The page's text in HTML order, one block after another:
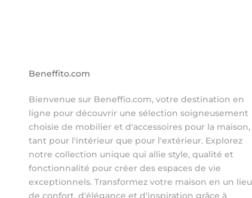
Beneffito.com
Bienvenue sur Beneffio.com, votre destination en
ligne pour découvrir une sélection soigneusement
choisie de mobilier et d'accessoires pour la maison,
tant pour l'intérieur que pour l'extérieur. Explorez
notre collection unique qui allie style, qualité et
fonctionnalité pour créer des espaces de vie
exceptionnels. Transformez votre maison en un lieu
de confort, d'élégance et d'inspiration grâce à